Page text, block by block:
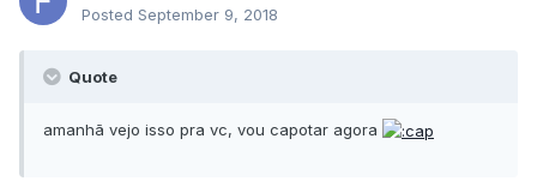
Posted September 9, 2018
Quote
amanhã vejo isso pra vc, vou capotar agora